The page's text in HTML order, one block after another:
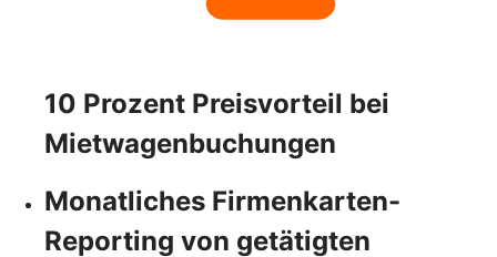
10 Prozent Preisvorteil bei
Mietwagenbuchungen
Monatliches Firmenkarten-
Reporting von getätigten